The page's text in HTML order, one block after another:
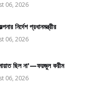
06, 2026
নির্দেশ প্রধানমন্ত্রীর
06, 2026
ছিল না'—ফয়জুল করীম
06, 2026